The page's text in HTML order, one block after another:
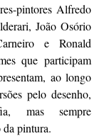
pintores Alfredo
João Osório
e Ronald
que participam
ao longo
pelo desenho,
mas sempre
da pintura.